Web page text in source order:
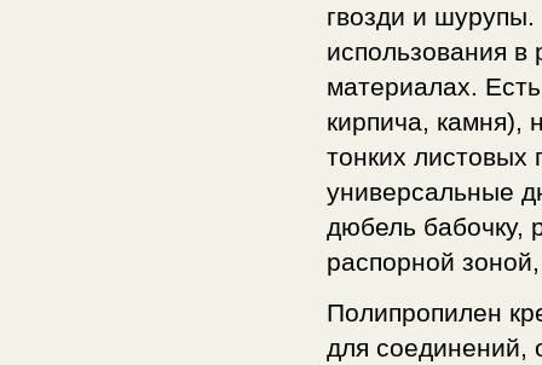
гвозди и
использования
материалах.
кирпича, камня),
тонких листовых
универсальные
дюбель бабочку,
распорной
Полипропилен
для соединений,